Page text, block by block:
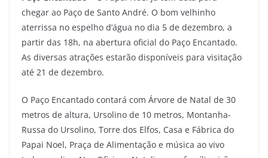
chegar ao Paço de Santo André. O bom velhinho
aterrissa no espelho d’água no dia 5 de dezembro, a
partir das 18h, na abertura oficial do Paço Encantado.
As diversas atrações estarão disponíveis para visitação
até 21 de dezembro.
O Paço Encantado contará com Árvore de Natal de 30
metros de altura, Ursolino de 10 metros, Montanha-
Russa do Ursolino, Torre dos Elfos, Casa e Fábrica do
Papai Noel, Praça de Alimentação e música ao vivo